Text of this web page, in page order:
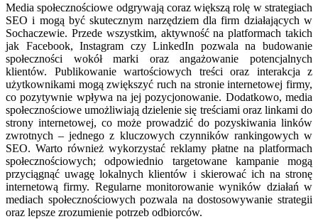
Media społecznościowe odgrywają coraz większą rolę w strategiach
SEO i mogą być skutecznym narzędziem dla firm działających w
Sochaczewie. Przede wszystkim, aktywność na platformach takich
jak Facebook, Instagram czy LinkedIn pozwala na budowanie
społeczności wokół marki oraz angażowanie potencjalnych
klientów. Publikowanie wartościowych treści oraz interakcja z
użytkownikami mogą zwiększyć ruch na stronie internetowej firmy,
co pozytywnie wpływa na jej pozycjonowanie. Dodatkowo, media
społecznościowe umożliwiają dzielenie się treściami oraz linkami do
strony internetowej, co może prowadzić do pozyskiwania linków
zwrotnych – jednego z kluczowych czynników rankingowych w
SEO. Warto również wykorzystać reklamy płatne na platformach
społecznościowych; odpowiednio targetowane kampanie mogą
przyciągnąć uwagę lokalnych klientów i skierować ich na stronę
internetową firmy. Regularne monitorowanie wyników działań w
mediach społecznościowych pozwala na dostosowywanie strategii
oraz lepsze zrozumienie potrzeb odbiorców.